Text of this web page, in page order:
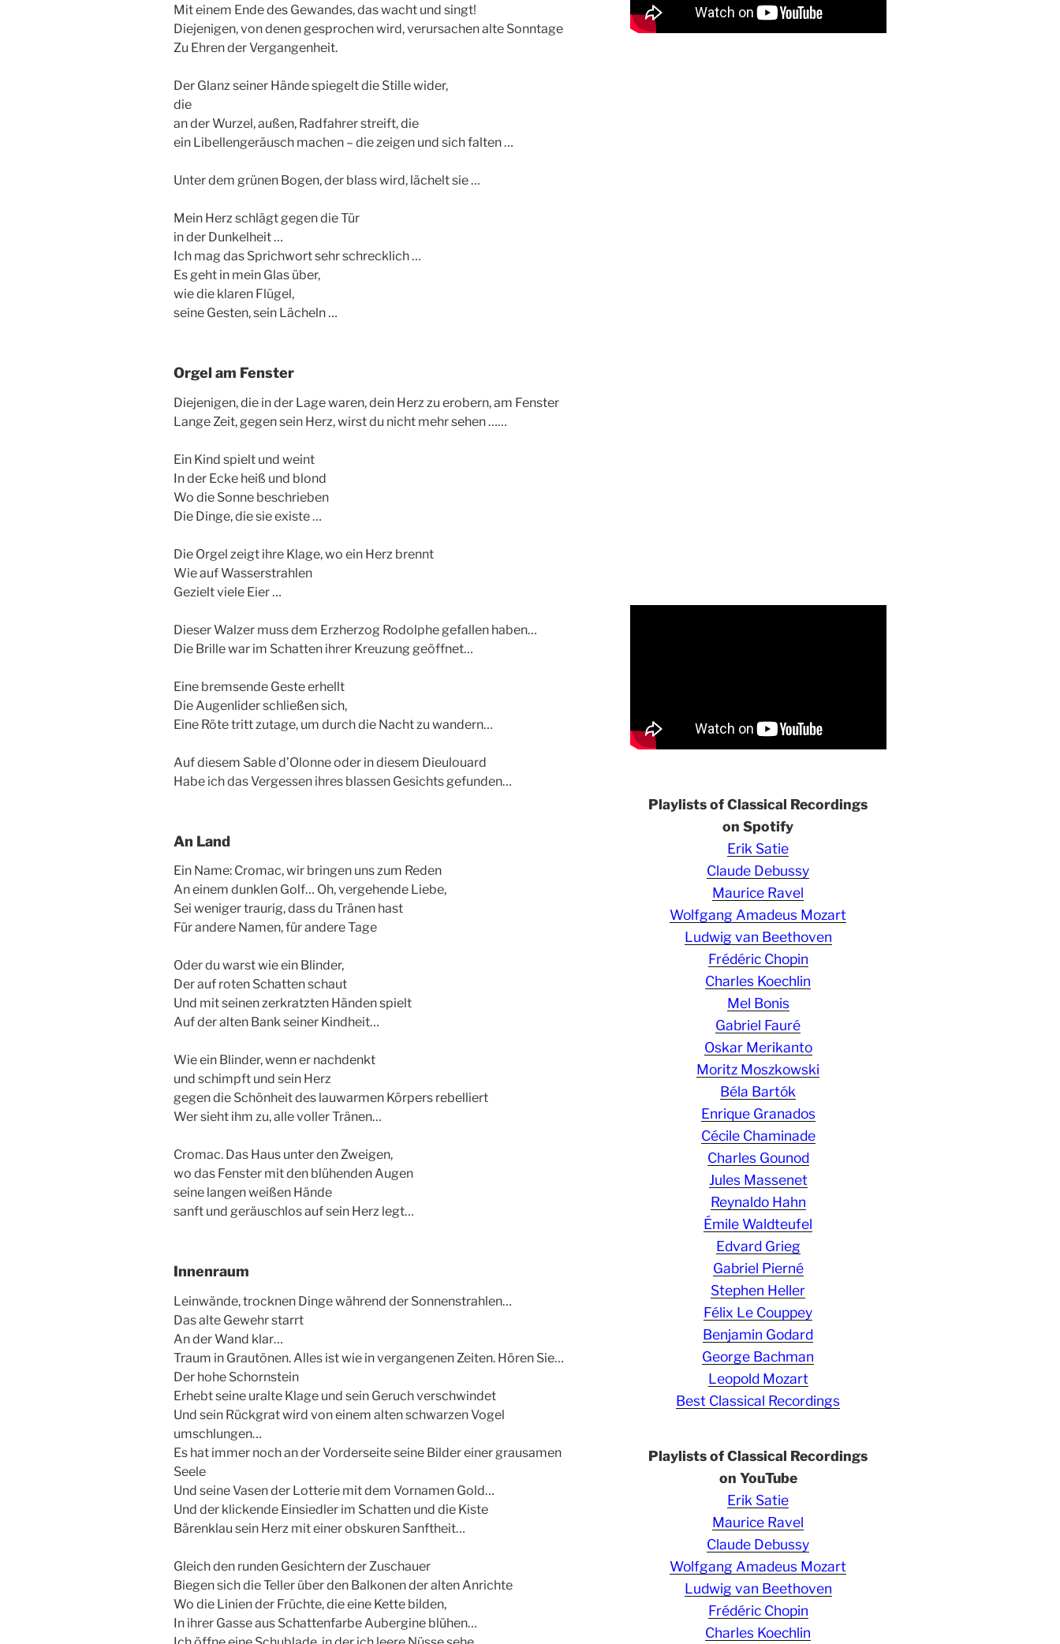
Mit einem Ende des Gewandes, das wacht und singt!
Diejenigen, von denen gesprochen wird, verursachen alte Sonntage
Zu Ehren der Vergangenheit.
Der Glanz seiner Hände spiegelt die Stille wider,
die
an der Wurzel, außen, Radfahrer streift, die
ein Libellengeräusch machen – die zeigen und sich falten …
Unter dem grünen Bogen, der blass wird, lächelt sie …
Mein Herz schlägt gegen die Tür
in der Dunkelheit …
Ich mag das Sprichwort sehr schrecklich …
Es geht in mein Glas über,
wie die klaren Flügel,
seine Gesten, sein Lächeln …
Orgel am Fenster
Diejenigen, die in der Lage waren, dein Herz zu erobern, am Fenster
Lange Zeit, gegen sein Herz, wirst du nicht mehr sehen ……
Ein Kind spielt und weint
In der Ecke heiß und blond
Wo die Sonne beschrieben
Die Dinge, die sie existe …
Die Orgel zeigt ihre Klage, wo ein Herz brennt
Wie auf Wasserstrahlen
Gezielt viele Eier …
Dieser Walzer muss dem Erzherzog Rodolphe gefallen haben…
Die Brille war im Schatten ihrer Kreuzung geöffnet…
Eine bremsende Geste erhellt
Die Augenlider schließen sich,
Eine Röte tritt zutage, um durch die Nacht zu wandern…
Auf diesem Sable d’Olonne oder in diesem Dieulouard
Habe ich das Vergessen ihres blassen Gesichts gefunden…
An Land
Ein Name: Cromac, wir bringen uns zum Reden
An einem dunklen Golf… Oh, vergehende Liebe,
Sei weniger traurig, dass du Tränen hast
Für andere Namen, für andere Tage
Oder du warst wie ein Blinder,
Der auf roten Schatten schaut
Und mit seinen zerkratzten Händen spielt
Auf der alten Bank seiner Kindheit…
Wie ein Blinder, wenn er nachdenkt
und schimpft und sein Herz
gegen die Schönheit des lauwarmen Körpers rebelliert
Wer sieht ihm zu, alle voller Tränen…
Cromac. Das Haus unter den Zweigen,
wo das Fenster mit den blühenden Augen
seine langen weißen Hände
sanft und geräuschlos auf sein Herz legt…
Innenraum
Leinwände, trocknen Dinge während der Sonnenstrahlen…
Das alte Gewehr starrt
An der Wand klar…
Traum in Grautönen. Alles ist wie in vergangenen Zeiten. Hören Sie…
Der hohe Schornstein
Erhebt seine uralte Klage und sein Geruch verschwindet
Und sein Rückgrat wird von einem alten schwarzen Vogel
umschlungen…
Es hat immer noch an der Vorderseite seine Bilder einer grausamen
Seele
Und seine Vasen der Lotterie mit dem Vornamen Gold…
Und der klickende Einsiedler im Schatten und die Kiste
Bärenklau sein Herz mit einer obskuren Sanftheit…
Gleich den runden Gesichtern der Zuschauer
Biegen sich die Teller über den Balkonen der alten Anrichte
Wo die Linien der Früchte, die eine Kette bilden,
In ihrer Gasse aus Schattenfarbe Aubergine blühen…
Playlists of Classical Recordings
on Spotify
Erik Satie
Claude Debussy
Maurice Ravel
Wolfgang Amadeus Mozart
Ludwig van Beethoven
Frédéric Chopin
Charles Koechlin
Mel Bonis
Gabriel Fauré
Oskar Merikanto
Moritz Moszkowski
Béla Bartók
Enrique Granados
Cécile Chaminade
Charles Gounod
Jules Massenet
Reynaldo Hahn
Émile Waldteufel
Edvard Grieg
Gabriel Pierné
Stephen Heller
Félix Le Couppey
Benjamin Godard
George Bachman
Leopold Mozart
Best Classical Recordings
Playlists of Classical Recordings
on YouTube
Erik Satie
Maurice Ravel
Claude Debussy
Wolfgang Amadeus Mozart
Ludwig van Beethoven
Frédéric Chopin
Charles Koechlin